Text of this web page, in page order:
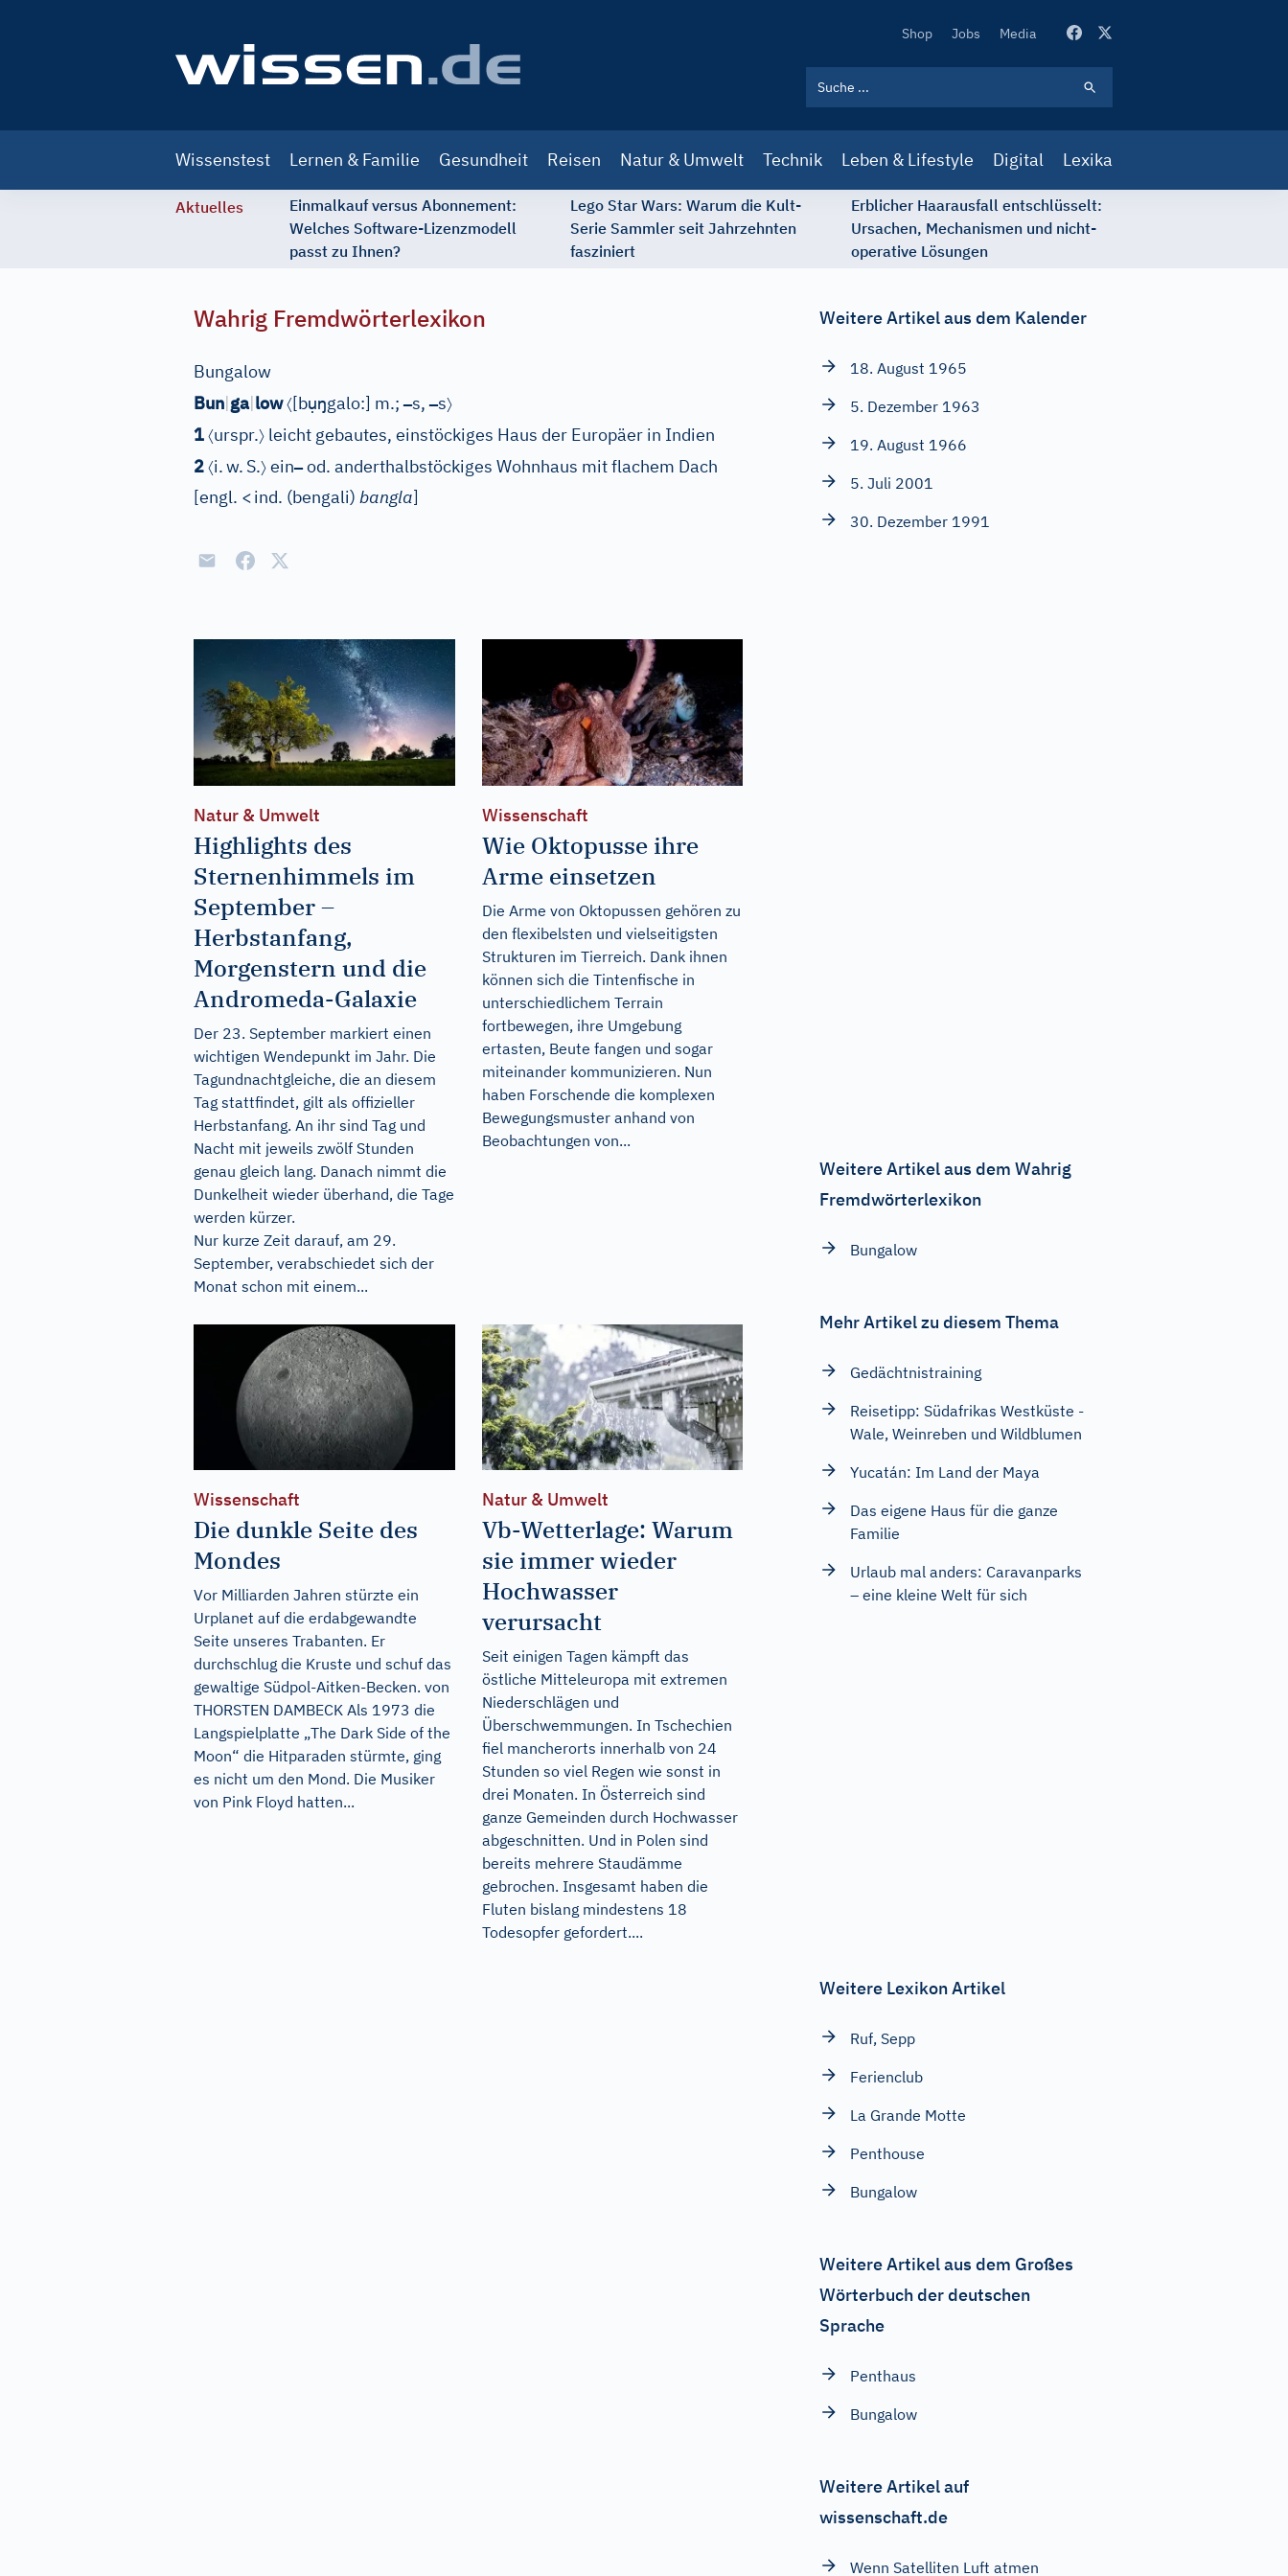
Secondary
Shop Jobs Media
navigation
Wissenstest Lernen & Familie Gesundheit Reisen Natur & Umwelt Technik Leben & Lifestyle Digital Lexika
Aktuelles
Einmalkauf versus Abonnement:
Welches Software-Lizenzmodell
passt zu Ihnen?
Lego Star Wars: Warum die Kult-
Serie Sammler seit Jahrzehnten
fasziniert
Erblicher Haarausfall entschlüsselt:
Ursachen, Mechanismen und nicht-
operative Lösungen
Wahrig Fremdwörterlexikon
Bungalow
Bun|ga|low〈[bụŋgalo:] m.;–s,–s〉
1〈urspr.〉 leicht gebautes, einstöckiges Haus der Europäer in Indien
2〈i.w. S.〉ein–od. anderthalbstöckiges Wohnhaus mit flachem Dach
[engl. <ind. (bengali) bangla]
Natur & Umwelt
Highlights des
Sternenhimmels im
September –
Herbstanfang,
Morgenstern und die
Andromeda-Galaxie
Der 23. September markiert einen
wichtigen Wendepunkt im Jahr. Die
Tagundnachtgleiche, die an diesem
Tag stattfindet, gilt als offizieller
Herbstanfang. An ihr sind Tag und
Nacht mit jeweils zwölf Stunden
genau gleich lang. Danach nimmt die
Dunkelheit wieder überhand, die Tage
werden kürzer.
Nur kurze Zeit darauf, am 29.
September, verabschiedet sich der
Monat schon mit einem...
Wissenschaft
Wie Oktopusse ihre
Arme einsetzen
Die Arme von Oktopussen gehören zu
den flexibelsten und vielseitigsten
Strukturen im Tierreich. Dank ihnen
können sich die Tintenfische in
unterschiedlichem Terrain
fortbewegen, ihre Umgebung
ertasten, Beute fangen und sogar
miteinander kommunizieren. Nun
haben Forschende die komplexen
Bewegungsmuster anhand von
Beobachtungen von...
Wissenschaft
Die dunkle Seite des
Mondes
Vor Milliarden Jahren stürzte ein
Urplanet auf die erdabgewandte
Seite unseres Trabanten. Er
durchschlug die Kruste und schuf das
gewaltige Südpol-Aitken-Becken. von
THORSTEN DAMBECK Als 1973 die
Langspielplatte „The Dark Side of the
Moon“ die Hitparaden stürmte, ging
es nicht um den Mond. Die Musiker
von Pink Floyd hatten...
Natur & Umwelt
Vb-Wetterlage: Warum
sie immer wieder
Hochwasser
verursacht
Seit einigen Tagen kämpft das
östliche Mitteleuropa mit extremen
Niederschlägen und
Überschwemmungen. In Tschechien
fiel mancherorts innerhalb von 24
Stunden so viel Regen wie sonst in
drei Monaten. In Österreich sind
ganze Gemeinden durch Hochwasser
abgeschnitten. Und in Polen sind
bereits mehrere Staudämme
gebrochen. Insgesamt haben die
Fluten bislang mindestens 18
Todesopfer gefordert....
Weitere Artikel aus dem Kalender
18. August 1965
5. Dezember 1963
19. August 1966
5. Juli 2001
30. Dezember 1991
Weitere Artikel aus dem Wahrig
Fremdwörterlexikon
Bungalow
Mehr Artikel zu diesem Thema
Gedächtnistraining
Reisetipp: Südafrikas Westküste -
Wale, Weinreben und Wildblumen
Yucatán: Im Land der Maya
Das eigene Haus für die ganze
Familie
Urlaub mal anders: Caravanparks
– eine kleine Welt für sich
Weitere Lexikon Artikel
Ruf, Sepp
Ferienclub
La Grande Motte
Penthouse
Bungalow
Weitere Artikel aus dem Großes
Wörterbuch der deutschen
Sprache
Penthaus
Bungalow
Weitere Artikel auf
wissenschaft.de
Wenn Satelliten Luft atmen